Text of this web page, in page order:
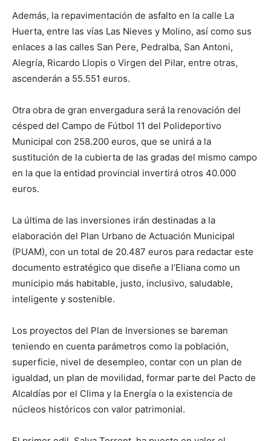
Además, la repavimentación de asfalto en la calle La
Huerta, entre las vías Las Nieves y Molino, así como sus
enlaces a las calles San Pere, Pedralba, San Antoni,
Alegría, Ricardo Llopis o Virgen del Pilar, entre otras,
ascenderán a 55.551 euros.
Otra obra de gran envergadura será la renovación del
césped del Campo de Fútbol 11 del Polideportivo
Municipal con 258.200 euros, que se unirá a la
sustitución de la cubierta de las gradas del mismo campo
en la que la entidad provincial invertirá otros 40.000
euros.
La última de las inversiones irán destinadas a la
elaboración del Plan Urbano de Actuación Municipal
(PUAM), con un total de 20.487 euros para redactar este
documento estratégico que diseñe a l’Eliana como un
municipio más habitable, justo, inclusivo, saludable,
inteligente y sostenible.
Los proyectos del Plan de Inversiones se bareman
teniendo en cuenta parámetros como la población,
superficie, nivel de desempleo, contar con un plan de
igualdad, un plan de movilidad, formar parte del Pacto de
Alcaldías por el Clima y la Energía o la existencia de
núcleos históricos con valor patrimonial.